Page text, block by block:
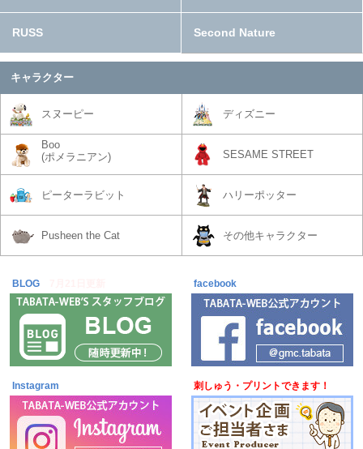
RUSS Second Nature
キャラクター
スヌーピー ディズニー
Boo
(ポメラニアン)
SESAME STREET
ピーターラビット ハリーポッター
Pusheen the Cat その他キャラクター
BLOG facebook
Instagram 刺しゅう・プリントできます！